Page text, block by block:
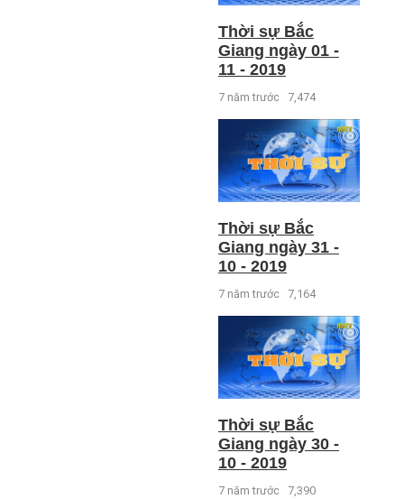
Thời sự Bắc
Giang ngày 01 -
11 - 2019
7 năm trước 7,474
Thời sự Bắc
Giang ngày 31 -
10 - 2019
7 năm trước 7,164
Thời sự Bắc
Giang ngày 30 -
10 - 2019
7 năm trước 7,390